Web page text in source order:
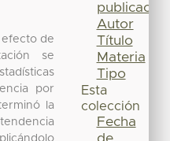
efecto de
se
por
la
publicación
Autor
Título
Materia
Tipo
Esta
colección
Fecha